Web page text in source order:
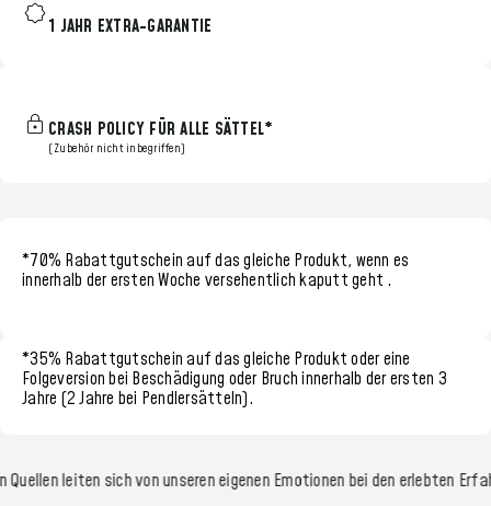
1 JAHR EXTRA-GARANTIE
CRASH POLICY FÜR ALLE SÄTTEL*
(Zubehör nicht inbegriffen)
*70% Rabattgutscheinauf das gleiche Produkt, wenn es
innerhalb derersten Woche versehentlich kaputt geht .
*35% Rabattgutscheinauf das gleiche Produkt oder eine
Folgeversion bei Beschädigung oder Bruch innerhalb derersten 3
Jahre (2 Jahre bei Pendlersätteln).
leiten sich von unseren eigenen Emotionen bei den erlebten